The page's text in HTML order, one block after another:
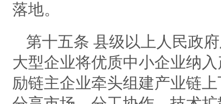
落地。
第十五条 县级以上人民政
大型企业将优质中小企业纳
励链主企业牵头组建产业链